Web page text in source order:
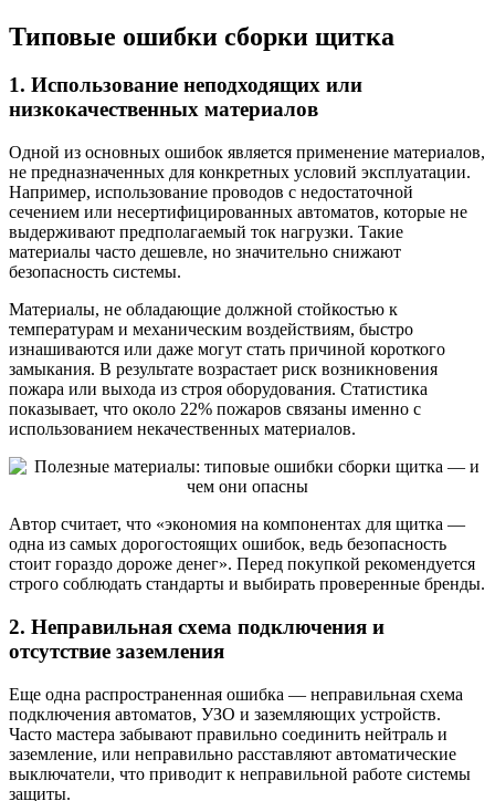
Типовые ошибки сборки щитка
1. Использование неподходящих или
низкокачественных материалов
Одной из основных ошибок является применение материалов,
не предназначенных для конкретных условий эксплуатации.
Например, использование проводов с недостаточной
сечением или несертифицированных автоматов, которые не
выдерживают предполагаемый ток нагрузки. Такие
материалы часто дешевле, но значительно снижают
безопасность системы.
Материалы, не обладающие должной стойкостью к
температурам и механическим воздействиям, быстро
изнашиваются или даже могут стать причиной короткого
замыкания. В результате возрастает риск возникновения
пожара или выхода из строя оборудования. Статистика
показывает, что около 22% пожаров связаны именно с
использованием некачественных материалов.
Автор считает, что «экономия на компонентах для щитка —
одна из самых дорогостоящих ошибок, ведь безопасность
стоит гораздо дороже денег». Перед покупкой рекомендуется
строго соблюдать стандарты и выбирать проверенные бренды.
2. Неправильная схема подключения и
отсутствие заземления
Еще одна распространенная ошибка — неправильная схема
подключения автоматов, УЗО и заземляющих устройств.
Часто мастера забывают правильно соединить нейтраль и
заземление, или неправильно расставляют автоматические
выключатели, что приводит к неправильной работе системы
защиты.